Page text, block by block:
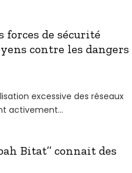
de sécurité
contre les dangers
excessive des réseaux
activement...
Bitat’’ connait des